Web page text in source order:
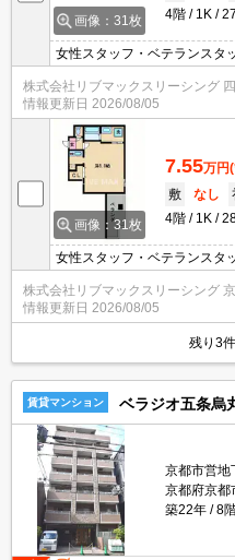
画像：31枚
4階
1K
女性スタッフ・ベテランス
株式会社リブマックスリーシング
情報更新日 2026/08/05
画像：31枚
7.55万円
敷
なし
4階
1K
女性スタッフ・ベテランス
株式会社リブマックスリーシング
情報更新日 2026/08/05
残り3
賃貸マンション ベラジオ五条烏
京都市営地
京都府京都
築22年
8